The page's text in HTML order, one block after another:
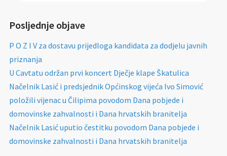
Posljednje objave
P O Z I V za dostavu prijedloga kandidata za dodjelu javnih
priznanja
U Cavtatu održan prvi koncert Dječje klape Škatulica
Načelnik Lasić i predsjednik Općinskog vijeća Ivo Simović
položili vijenac u Čilipima povodom Dana pobjede i
domovinske zahvalnosti i Dana hrvatskih branitelja
Načelnik Lasić uputio čestitku povodom Dana pobjede i
domovinske zahvalnosti i Dana hrvatskih branitelja